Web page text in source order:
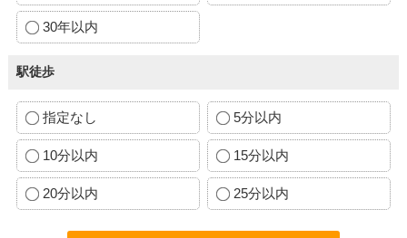
30年以内
駅徒歩
指定なし 5分以内
10分以内 15分以内
20分以内 25分以内